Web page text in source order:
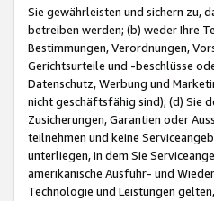
Sie gewährleisten und sichern zu,
betreiben werden; (b) weder Ihre
Bestimmungen, Verordnungen,
Gerichtsurteile und -beschlüsse
Datenschutz, Werbung und
nicht geschäftsfähig sind); (d) Sie
Zusicherungen, Garantien oder
teilnehmen und keine
unterliegen, in dem Sie
amerikanische Ausfuhr- und
Technologie und Leistungen